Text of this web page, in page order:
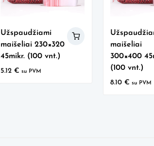
Užspaudžiami
maišeliai 230×320
45mikr. (100 vnt.)
5.12€ su PVM
maišeliai
300×400
(100 vnt.)
8.10€ su PVM